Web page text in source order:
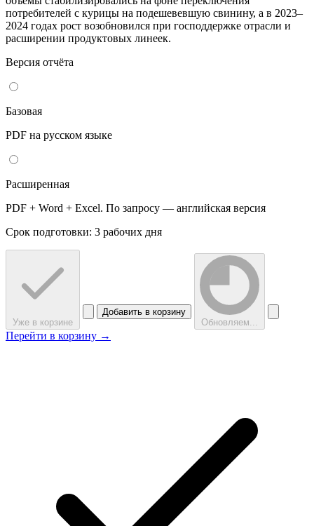
потребителей с курицы на подешевевшую свинину, а в 2023–
2024 годах рост возобновился при господдержке отрасли и
расширении продуктовых линеек.
Версия отчёта
Базовая
PDF на русском языке
Расширенная
PDF + Word + Excel. По запросу — английская версия
Срок подготовки: 3 рабочих дня
Уже в корзине
Добавить в корзину
Обновляем...
Перейти в корзину →